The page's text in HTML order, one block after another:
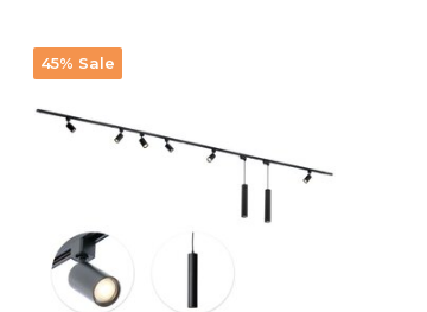
45% Sale